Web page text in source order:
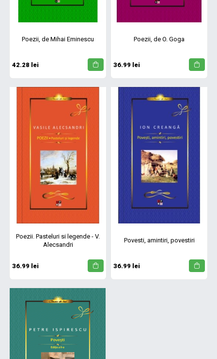
Poezii, de Mihai Eminescu
42.28 lei
Poezii, de O. Goga
36.99 lei
Poezii. Pasteluri si legende - V.
Alecsandri
36.99 lei
Povesti, amintiri, povestiri
36.99 lei